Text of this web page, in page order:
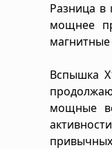
Разница в
мощнее
магнитные
Вспышка
мощные